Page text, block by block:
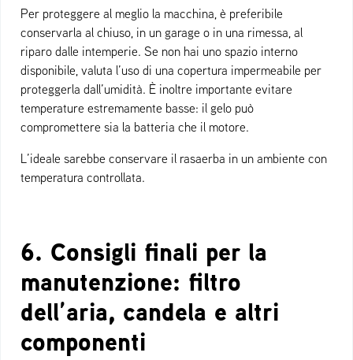
Per proteggere al meglio la macchina, è preferibile
conservarla al chiuso, in un garage o in una rimessa, al
riparo dalle intemperie. Se non hai uno spazio interno
disponibile, valuta l’uso di una copertura impermeabile per
proteggerla dall’umidità. È inoltre importante evitare
temperature estremamente basse: il gelo può
compromettere sia la batteria che il motore.
L’ideale sarebbe conservare il rasaerba in un ambiente con
temperatura controllata.
6. Consigli finali per la
manutenzione: filtro
dell’aria, candela e altri
componenti